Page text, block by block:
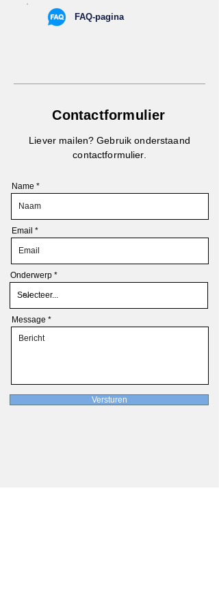
FAQ-pagina
Contactformulier
Liever mailen? Gebruik onderstaand
contactformulier.
Name
Email
Onderwerp
Message
Versturen